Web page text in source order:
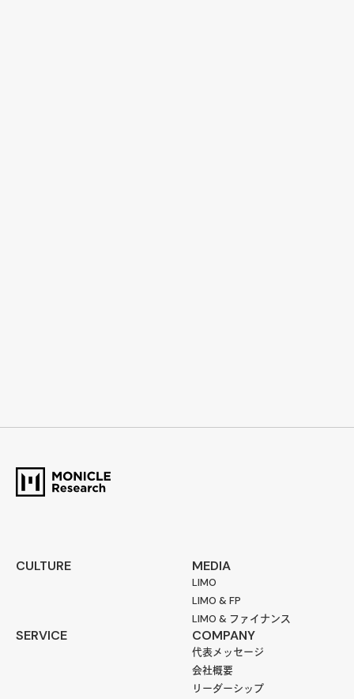
CULTURE MEDIA
LIMO
LIMO & FP
LIMO & ファイナンス
SERVICE COMPANY
代表メッセージ
会社概要
リーダーシップ